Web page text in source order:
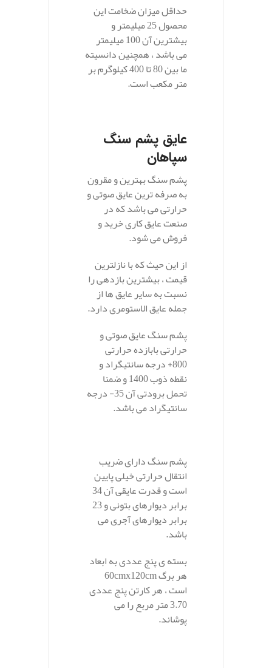
حداقل میزان ضخامت این
محصول 25 میلیمتر و
بیشترین آن 100 میلیمتر
می باشد ، همچنین دانسیته
ما بین 80 تا 400 کیلوگرم بر
متر مکعب است.
عایق پشم سنگ
سپاهان
پشم سنگ بهترین و مقرون
به صرفه ترین عایق صوتی و
حرارتی می باشد که در
صنعت عایق کاری خرید و
فروش می شود.
از این حیث که با نازلترین
قیمت ، بیشترین بازدهی را
نسبت به سایر عایق ها از
جمله عایق الاستومری دارد.
پشم سنگ عایق صوتی و
حرارتی بابازده حرارتی
800+ درجه سانتیگراد و
نقطه ذوب 1400 و ضمنا
تحمل برودتی آن 35- درجه
سانتیگراد می باشد.
پشم سنگ دارای ضریب
انتقال حرارتی خیلی پایین
است و قدرت عایقی آن 34
برابر دیوارهای بتونی و 23
برابر دیوارهای آجری می
باشد.
بسته ی پنج عددی به ابعاد
است ، هر کارتن پنج عددی
3.70 متر مربع را می
پوشاند.